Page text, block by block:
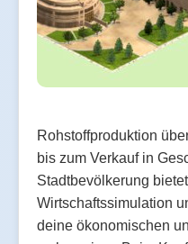
Rohstoffproduktion
bis zum Verkauf in
Stadtbevölkerung
Wirtschaftssimulation
deine ökonomischen